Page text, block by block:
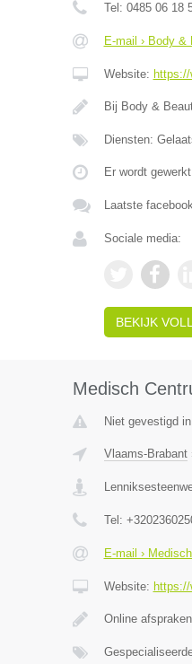
Tel: 0485 06 18
E-mail › Body &
Website:
Bij Body &
Diensten:
Er wordt
Laatste
Sociale media:
BEKIJK
Medisch
Niet gevestigd
Vlaams-Brabant
Tel:
E-mail ›
Website:
Online